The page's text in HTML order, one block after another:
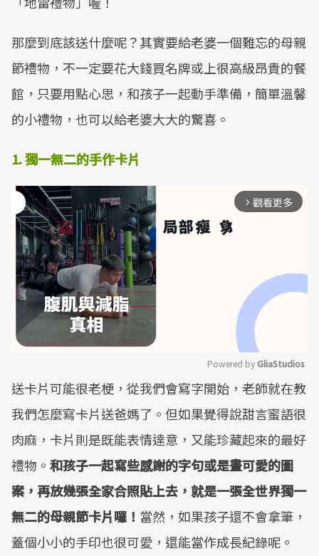
那麼到底該送什麼呢？其實要給老婆一個難忘的母親
節禮物，不一定要花大錢買名牌或上很高級昂貴的餐
館，只要用點心思，和孩子一起動手準備，簡單溫馨
的小禮物，也可以給老婆大大的驚喜。
1.獨一無二的手作卡片
arrow_forward_ios 觀看更多
Mute
Powered by GliaStudios
送卡片可能很老梗，從我們會寫字開始，老師就在教
我們怎麼寫卡片送爸媽了。但如果覺得說甜言蜜語很
肉麻，卡片則是既能表情達意，又能珍藏起來的最好
禮物。 和孩子一起寫些感謝的字句或是畫可愛的圖
案，再放幾張全家合照貼上去，就是一張全世界獨一
無二的母親節卡片囉！ 當然，如果孩子還不會拿筆，
蓋個小小的手印也很可愛，還能當作成長紀錄呢。